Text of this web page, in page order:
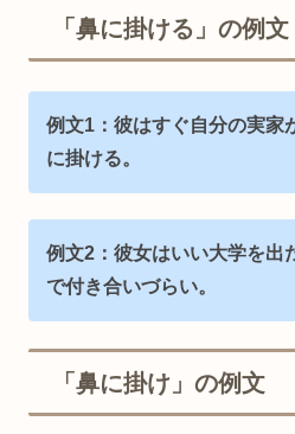
「鼻に掛ける」の例文
例文1：彼はすぐ自分の実家
に掛ける。
例文2：彼女はいい大学を出
で付き合いづらい。
「鼻に掛け」の例文